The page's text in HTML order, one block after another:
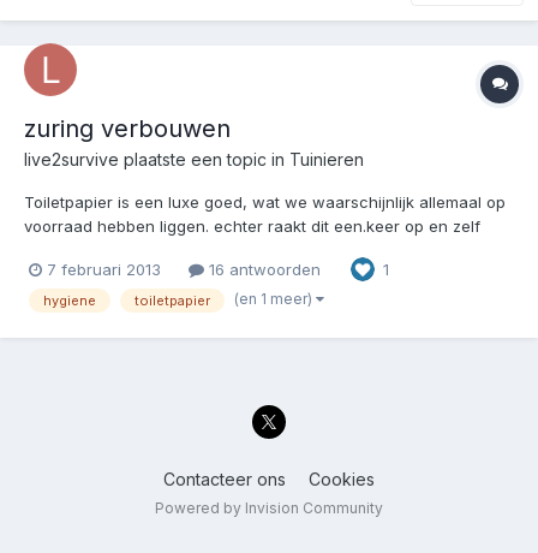
zuring verbouwen
live2survive plaatste een topic in Tuinieren
Toiletpapier is een luxe goed, wat we waarschijnlijk allemaal op
voorraad hebben liggen. echter raakt dit een.keer op en zelf
met een oude krant afvegen of... Zuring verbouwen! Dit
meerjarig kruid wordt 30 cm hoog en moet je in apr...
7 februari 2013 16 antwoorden 1
hygiene toiletpapier (en 1 meer)
Contacteer ons Cookies
Powered by Invision Community